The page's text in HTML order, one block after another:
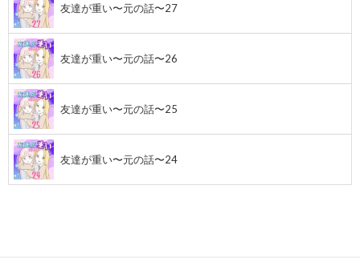
友達が重い〜元の話〜27
友達が重い〜元の話〜26
友達が重い〜元の話〜25
友達が重い〜元の話〜24